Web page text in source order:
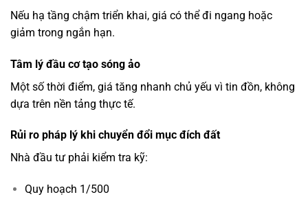
Nếu hạ tầng chậm triển khai, giá có thể đi ngang hoặc
giảm trong ngắn hạn.
Tâm lý đầu cơ tạo sóng ảo
Một số thời điểm, giá tăng nhanh chủ yếu vì tin đồn, không
dựa trên nền tảng thực tế.
Rủi ro pháp lý khi chuyển đổi mục đích đất
Nhà đầu tư phải kiểm tra kỹ:
Quy hoạch 1/500